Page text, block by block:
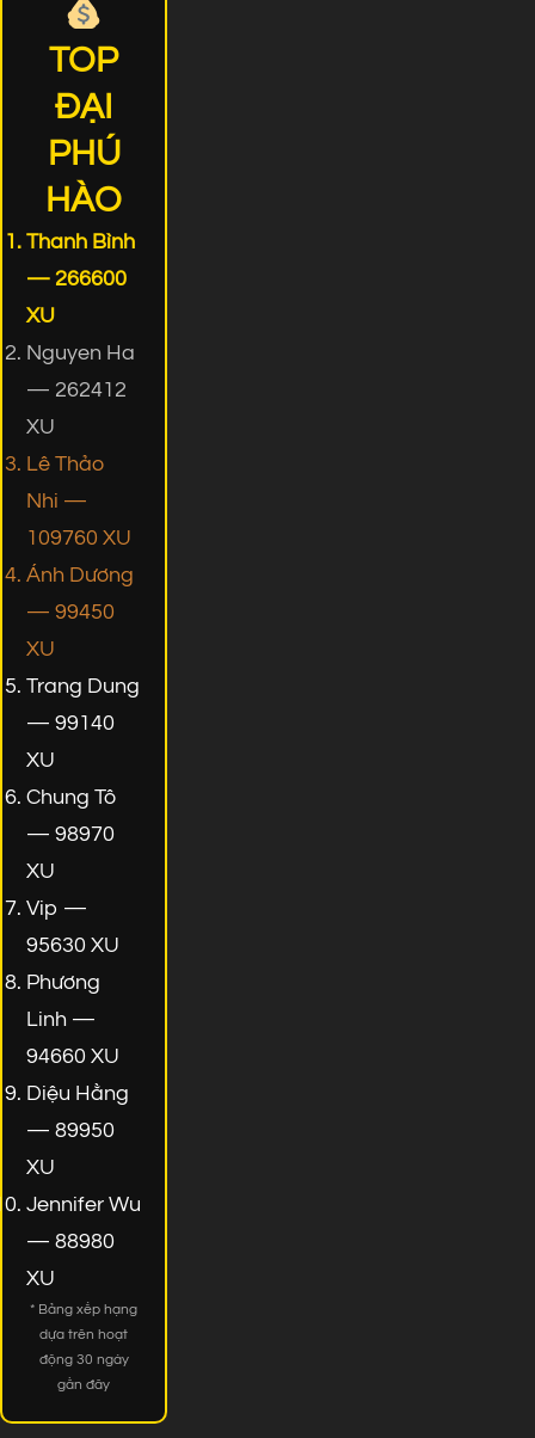
TOP
ĐẠI
PHÚ
HÀO
Thanh Bình
— 266600
XU
Nguyen Ha
— 262412
XU
Lê Thảo
Nhi —
109760 XU
Ánh Dương
— 99450
XU
Trang Dung
— 99140
XU
Chung Tô
— 98970
XU
Vip —
95630 XU
Phương
Linh —
94660 XU
Diệu Hằng
— 89950
XU
Jennifer Wu
— 88980
XU
* Bảng xếp hạng
dựa trên hoạt
động 30 ngày
gần đây